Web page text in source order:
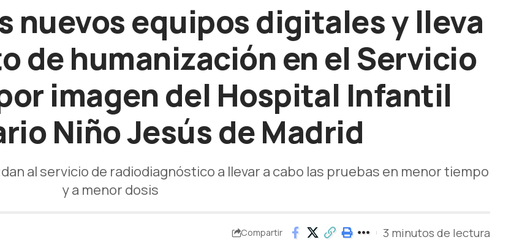
nuevos equipos digitales y lleva
de humanización en el Servicio
imagen del Hospital Infantil
Niño Jesús de Madrid
al servicio de radiodiagnóstico a llevar a cabo las pruebas en menor tiempo
y a menor dosis
Compartir 3 minutos de lectura